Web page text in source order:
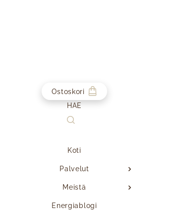
Ostoskori
HAE
Koti
Palvelut
Meistä
Energiablogi